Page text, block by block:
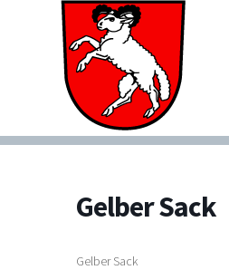
Gelber Sack
Gelber Sack